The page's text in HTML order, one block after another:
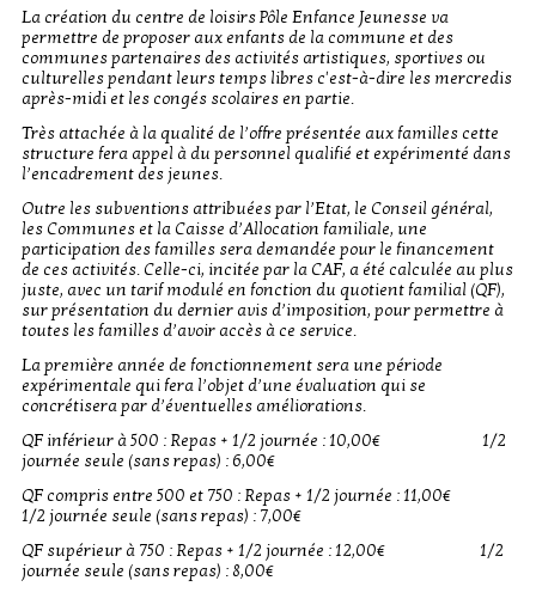
La création du centre de loisirs Pôle Enfance Jeunesse va
permettre de proposer aux enfants de la commune et des
communes partenaires des activités artistiques, sportives ou
culturelles pendant leurs temps libres c'est-à-dire les mercredis
après-midi et les congés scolaires en partie.
Très attachée à la qualité de l’offre présentée aux familles cette
structure fera appel à du personnel qualifié et expérimenté dans
l’encadrement des jeunes.
Outre les subventions attribuées par l’Etat, le Conseil général,
les Communes et la Caisse d’Allocation familiale, une
participation des familles sera demandée pour le financement
de ces activités. Celle-ci, incitée par la CAF, a été calculée au plus
juste, avec un tarif modulé en fonction du quotient familial (QF),
sur présentation du dernier avis d’imposition, pour permettre à
toutes les familles d’avoir accès à ce service.
La première année de fonctionnement sera une période
expérimentale qui fera l’objet d’une évaluation qui se
concrétisera par d’éventuelles améliorations.
QF inférieur à 500 : Repas + 1/2 journée : 10,00€ 1/2
journée seule (sans repas) : 6,00€
QF compris entre 500 et 750 : Repas + 1/2 journée : 11,00€
1/2 journée seule (sans repas) : 7,00€
QF supérieur à 750 : Repas + 1/2 journée : 12,00€ 1/2
journée seule (sans repas) : 8,00€